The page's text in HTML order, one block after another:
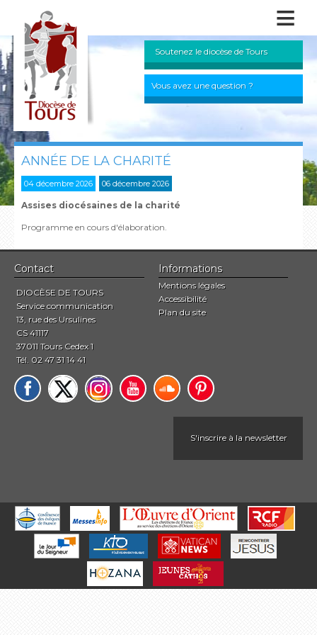
≡
Soutenez le diocèse de Tours
Vous avez une question ?
ANNÉE DE LA CHARITÉ
04 décembre 2026 06 décembre 2026
Assises diocésaines de la charité
Programme en cours d'élaboration.
Contact
DIOCÈSE DE TOURS
Service communication
13, rue des Ursulines
CS 41117
37011 Tours Cedex 1
Tél. 02 47 31 14 41
Informations
Mentions légales
Accessibilité
Plan du site
S'inscrire à la newsletter